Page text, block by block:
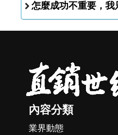
內容分類
業界動態